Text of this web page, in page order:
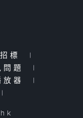
招標
|
問題
|
放器
|
|